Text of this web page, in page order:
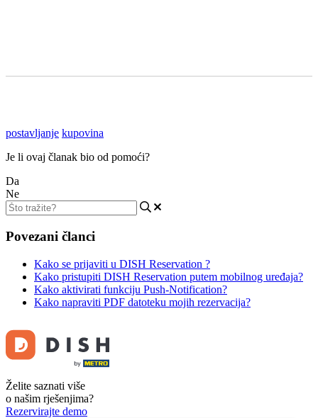
postavljanje kupovina
Je li ovaj članak bio od pomoći?
Da
Ne
Povezani članci
Kako se prijaviti u DISH Reservation ?
Kako pristupiti DISH Reservation putem mobilnog uređaja?
Kako aktivirati funkciju Push-Notification?
Kako napraviti PDF datoteku mojih rezervacija?
Želite saznati više
o našim rješenjima?
Rezervirajte demo